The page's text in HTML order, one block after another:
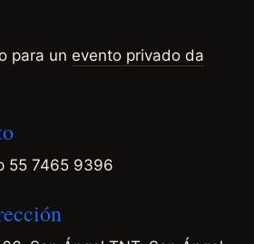
para un evento privado da
55 7465 9396